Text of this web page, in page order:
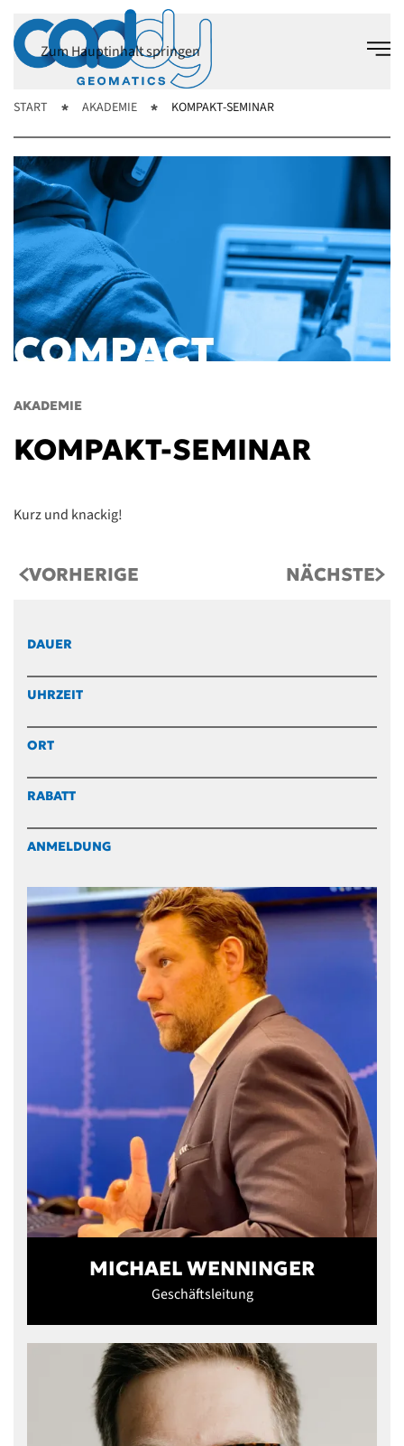
Zum Hauptinhalt springen
START AKADEMIE KOMPAKT-SEMINAR
AKADEMIE
KOMPAKT-SEMINAR
Kurz und knackig!
VORHERIGE NÄCHSTE
DAUER
UHRZEIT
ORT
RABATT
ANMELDUNG
MICHAEL WENNINGER
Geschäftsleitung